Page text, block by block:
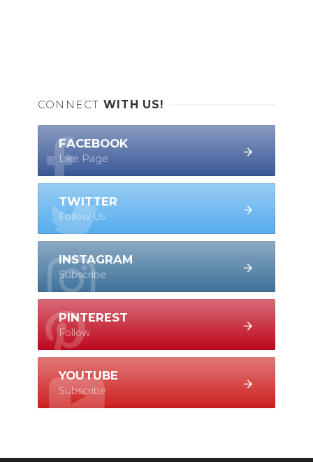
CONNECT WITH US!
FACEBOOK
Like Page
TWITTER
Follow Us
INSTAGRAM
Subscribe
PINTEREST
Follow
YOUTUBE
Subscribe